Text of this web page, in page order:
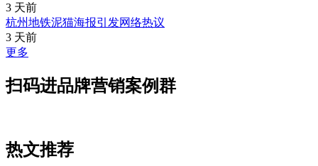
3 天前
杭州地铁泥猫海报引发网络热议
3 天前
更多
扫码进品牌营销案例群
热文推荐